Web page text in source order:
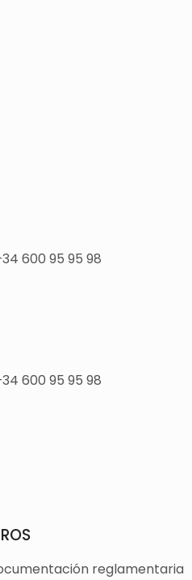
600 95 95 98
600 95 95 98
reglamentaria